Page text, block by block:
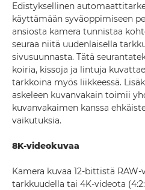
Edistyksellinen
käyttämään syväoppimiseen
ansiosta kamera tunnistaa
seuraa niitä uudenlaisella
sivusuunnasta. Tätä
koiria, kissoja ja lintuja
tarkkoina myös liikkeessä.
askeleen kuvanvakain toimii
kuvanvakaimen kanssa
vaikutuksia.
8K-videokuvaa
Kamera kuvaa 12-bittistä
tarkkuudella tai 4K-videota